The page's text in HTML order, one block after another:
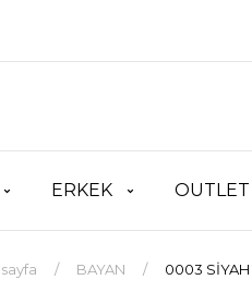
ERKEK OUTLET
BAYAN 0003 SİYAH